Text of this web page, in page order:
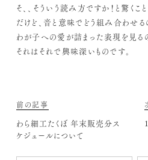
そ、、そういう読み方ですか！と驚くこ
だけど、音と意味でどう組み合わせる
わが子への愛が詰まった表現を見る
それはそれで興味深いものです。
前の記事
わら細工たくぼ 年末販売分ス
ケジュールについて